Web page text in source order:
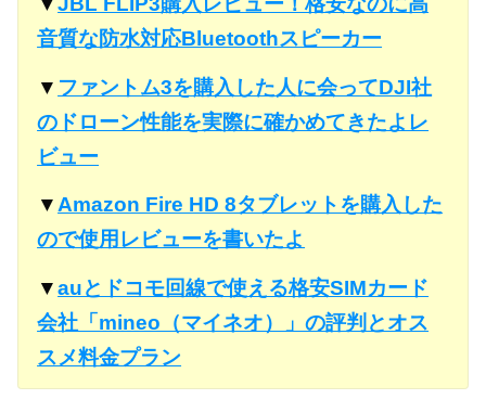
音質な防水対応Bluetoothスピーカー
▼ ファントム3を購入した人に会ってDJI社
のドローン性能を実際に確かめてきたよレ
ビュー
▼ Amazon Fire HD 8タブレットを購入した
ので使用レビューを書いたよ
▼auとドコモ回線で使える格安SIMカード
会社「mineo（マイネオ）」の評判とオス
スメ料金プラン